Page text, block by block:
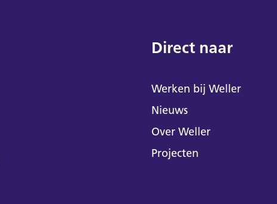
Direct naar
Werken bij Weller
Nieuws
Over Weller
Projecten